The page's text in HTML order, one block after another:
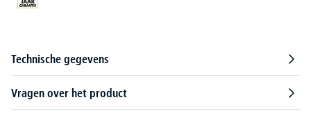
Technische gegevens
Vragen over het product